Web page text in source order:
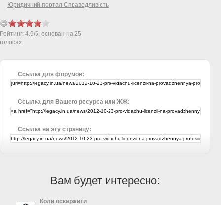
Юридичний портал Справедливість
Рейтинг: 4.9/5, основан на 25
голосах.
Ссылка для форумов:
Ссылка для Вашего ресурса или ЖЖ:
Ссылка на эту страницу:
Вам будет интересно:
Коли оскаржити